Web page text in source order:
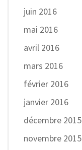
juin 2016
mai 2016
avril 2016
mars 2016
février 2016
janvier 2016
décembre 2015
novembre 2015